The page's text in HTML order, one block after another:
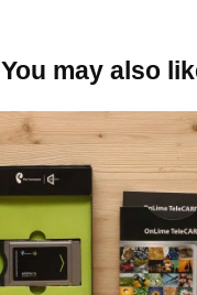
You may also